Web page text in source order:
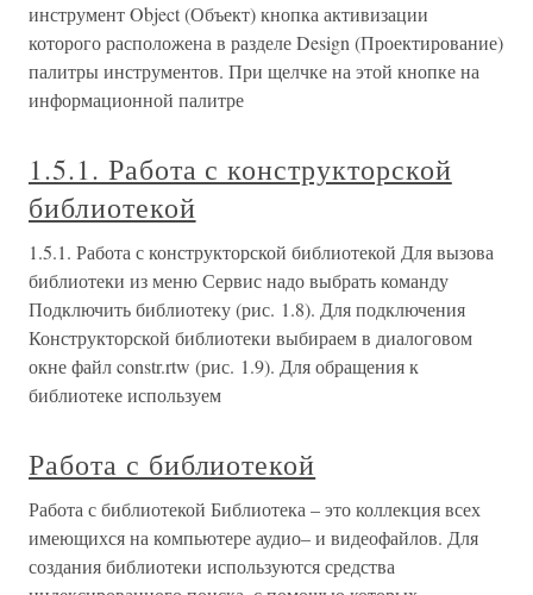
инструмент Object (Объект) кнопка активизации
которого расположена в разделе Design (Проектирование)
палитры инструментов. При щелчке на этой кнопке на
информационной палитре
1.5.1. Работа с конструкторской
библиотекой
1.5.1. Работа с конструкторской библиотекой Для вызова
библиотеки из меню Сервис надо выбрать команду
Подключить библиотеку (рис. 1.8). Для подключения
Конструкторской библиотеки выбираем в диалоговом
окне файл constr.rtw (рис. 1.9). Для обращения к
библиотеке используем
Работа с библиотекой
Работа с библиотекой Библиотека – это коллекция всех
имеющихся на компьютере аудио– и видеофайлов. Для
создания библиотеки используются средства